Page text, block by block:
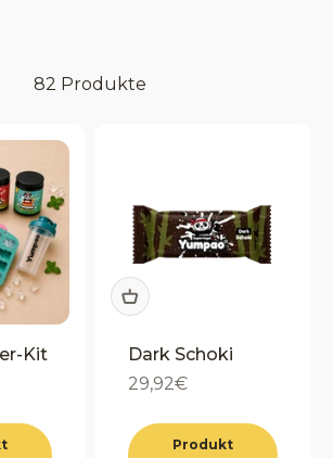
82 Produkte
Kit
Dark Schoki
Angebot
29,92€
Produkt